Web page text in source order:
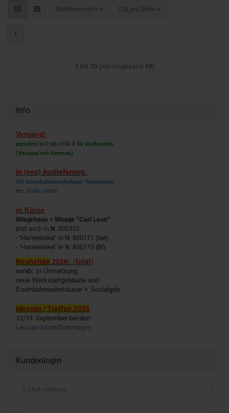
Sortieren nach
Sortieren nach 128 pro Seite
pro Seite
1
1 bis 10 (von insgesamt 10)
Info
Versand:
portofrei in D ab >150 € für Endkunden
(Versand mit Hermes)
in (neu) Auslieferung:
HO-Eisenbahnerwohnhaus "Mannheim"
etc. 0168 / 0169
in Kürze
Wiegehaus + Waage "Carl Leun"
jetzt auch in N : 800321
- "Harsewinkel" in N: 800171 (Set)
- "Harsewinkel" in N: 800173 (Bf)
Neuheiten 2026: (folgt)
vorab: in Umsetzung.
neue Werkstattgebäude und
Eisenbahnwohnhäuser + Sozialgeb.
Messen / Treffen 2026
12/13. September bei den
Leunaer Modellbahntagen
Kundenlogin